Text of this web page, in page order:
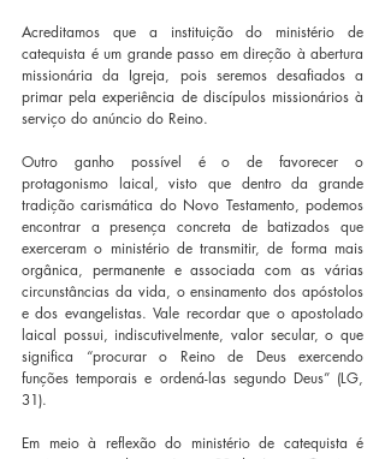
Acreditamos que a instituição do ministério de
catequista é um grande passo em direção à abertura
missionária da Igreja, pois seremos desafiados a
primar pela experiência de discípulos missionários à
serviço do anúncio do Reino.
Outro ganho possível é o de favorecer o
protagonismo laical, visto que dentro da grande
tradição carismática do Novo Testamento, podemos
encontrar a presença concreta de batizados que
exerceram o ministério de transmitir, de forma mais
orgânica, permanente e associada com as várias
circunstâncias da vida, o ensinamento dos apóstolos
e dos evangelistas. Vale recordar que o apostolado
laical possui, indiscutivelmente, valor secular, o que
significa “procurar o Reino de Deus exercendo
funções temporais e ordená-las segundo Deus” (LG,
31).
Em meio à reflexão do ministério de catequista é